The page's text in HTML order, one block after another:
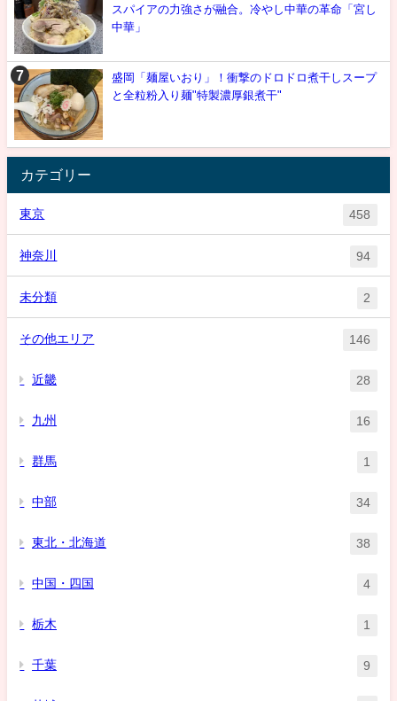
スパイアの力強さが融合。冷やし中華の革命「宮し
中華」
盛岡「麺屋いおり」！衝撃のドロドロ煮干しスープ
と全粒粉入り麺"特製濃厚銀煮干"
カテゴリー
東京 458
神奈川 94
未分類 2
その他エリア 146
近畿 28
九州 16
群馬 1
中部 34
東北・北海道 38
中国・四国 4
栃木 1
千葉 9